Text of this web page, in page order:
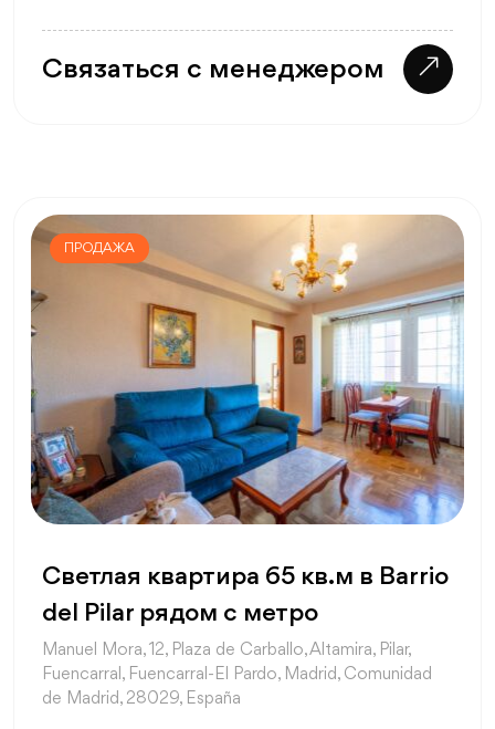
Связаться с менеджером
ПРОДАЖА
Светлая квартира 65 кв.м в Barrio
del Pilar рядом с метро
Manuel Mora, 12, Plaza de Carballo, Altamira, Pilar,
Fuencarral, Fuencarral-El Pardo, Madrid, Comunidad
de Madrid, 28029, España